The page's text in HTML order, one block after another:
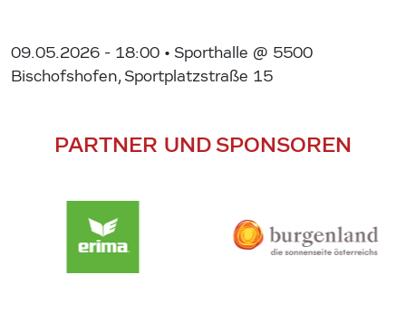
09.05.2026 - 18:00 • Sporthalle @ 5500
Bischofshofen, Sportplatzstraße 15
PARTNER UND SPONSOREN